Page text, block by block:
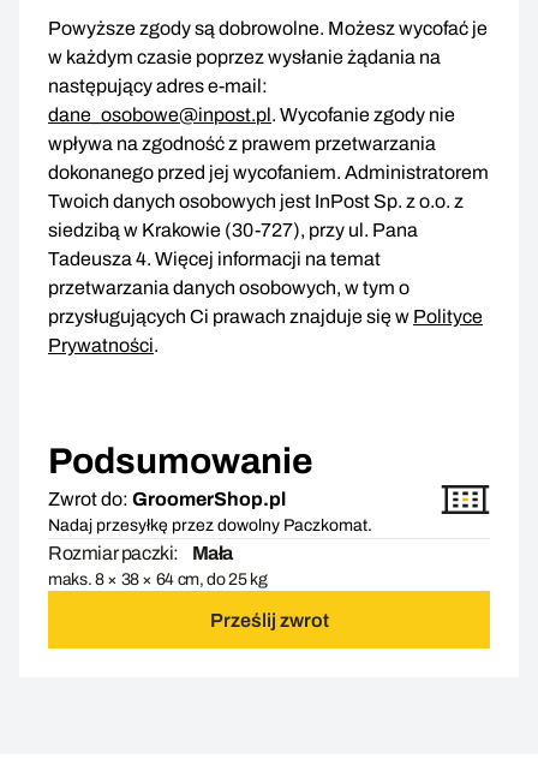
Powyższe zgody są dobrowolne. Możesz wycofać je
w każdym czasie poprzez wysłanie żądania na
następujący adres e-mail:
dane_osobowe@inpost.pl. Wycofanie zgody nie
wpływa na zgodność z prawem przetwarzania
dokonanego przed jej wycofaniem. Administratorem
Twoich danych osobowych jest InPost Sp. z o.o. z
siedzibą w Krakowie (30-727), przy ul. Pana
Tadeusza 4. Więcej informacji na temat
przetwarzania danych osobowych, w tym o
przysługujących Ci prawach znajduje się w Polityce
Prywatności.
Podsumowanie
Zwrot do: GroomerShop.pl
Nadaj przesyłkę przez dowolny Paczkomat.
Rozmiar paczki: Mała
maks. 8 × 38 × 64 cm, do 25 kg
Prześlij zwrot